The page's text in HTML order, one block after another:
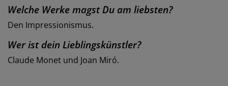
Welche Werke magst Du am liebsten?
Den Impressionismus.
Wer ist dein Lieblingskünstler?
Claude Monet und Joan Miró.